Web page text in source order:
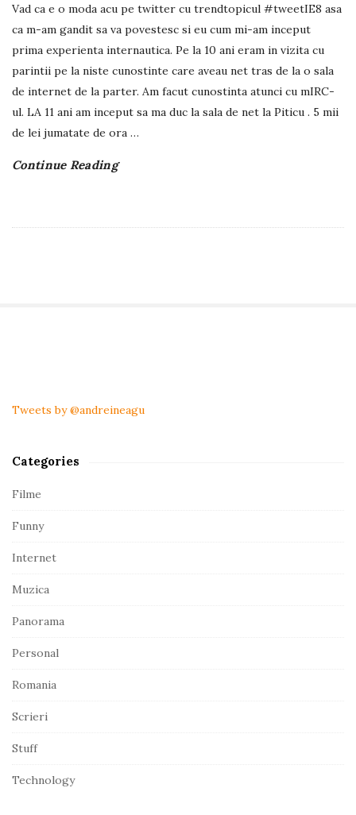
Vad ca e o moda acu pe twitter cu trendtopicul #tweetIE8 asa
ca m-am gandit sa va povestesc si eu cum mi-am inceput
prima experienta internautica. Pe la 10 ani eram in vizita cu
parintii pe la niste cunostinte care aveau net tras de la o sala
de internet de la parter. Am facut cunostinta atunci cu mIRC-
ul. LA 11 ani am inceput sa ma duc la sala de net la Piticu . 5 mii
de lei jumatate de ora …
Continue Reading
i
b
a
Tweets by @andreineagu
Categories
Filme
Funny
Internet
Muzica
Panorama
Personal
Romania
Scrieri
Stuff
Technology